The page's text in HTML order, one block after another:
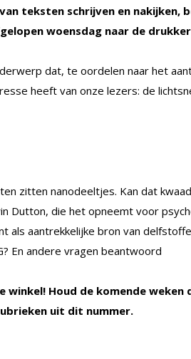
teksten schrijven en nakijken,
woensdag naar de
dat, te oordelen naar het
heeft van onze lezers: de
zitten nanodeeltjes. Kan dat
Dutton, die het opneemt voor
als aantrekkelijke bron van
En andere vragen beantwoord
winkel! Houd de komende
uit dit nummer.